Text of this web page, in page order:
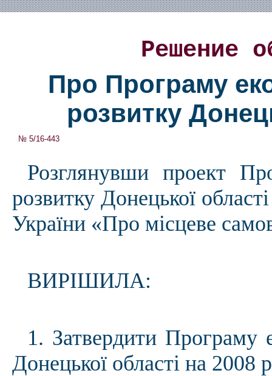
Решение
Про Програму
розвитку
№ 5/16-443
Розглянувши проект
розвитку Донецької
України «Про місцеве
ВИРІШИЛА:
1. Затвердити Програму
Донецької області на 2008